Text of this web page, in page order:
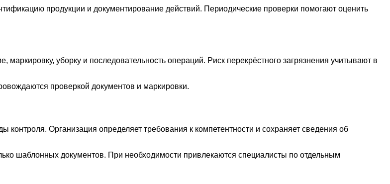
продукции и документирование действий. Периодические проверки помогают оценить
уборку и последовательность операций. Риск перекрёстного загрязнения учитывают в
проверкой документов и маркировки.
Организация определяет требования к компетентности и сохраняет сведения об
шаблонных документов. При необходимости привлекаются специалисты по отдельным